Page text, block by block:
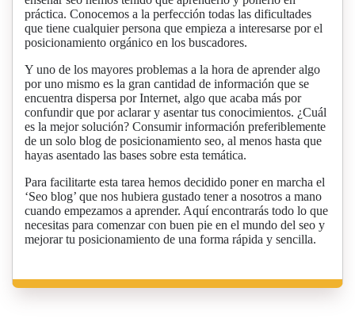
práctica. Conocemos a la perfección todas las dificultades
que tiene cualquier persona que empieza a interesarse por el
posicionamiento orgánico en los buscadores.
Y uno de los mayores problemas a la hora de aprender algo
por uno mismo es la gran cantidad de información que se
encuentra dispersa por Internet, algo que acaba más por
confundir que por aclarar y asentar tus conocimientos. ¿Cuál
es la mejor solución? Consumir información preferiblemente
de un solo blog de posicionamiento seo, al menos hasta que
hayas asentado las bases sobre esta temática.
Para facilitarte esta tarea hemos decidido poner en marcha el
‘Seo blog’ que nos hubiera gustado tener a nosotros a mano
cuando empezamos a aprender. Aquí encontrarás todo lo que
necesitas para comenzar con buen pie en el mundo del seo y
mejorar tu posicionamiento de una forma rápida y sencilla.